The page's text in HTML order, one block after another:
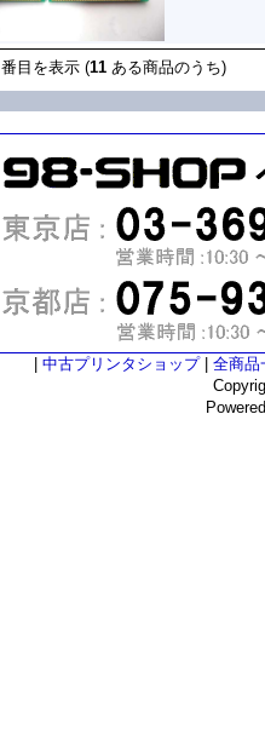
番目を表示 (11 ある商品のうち)
中古プリンタショップ| 全商品